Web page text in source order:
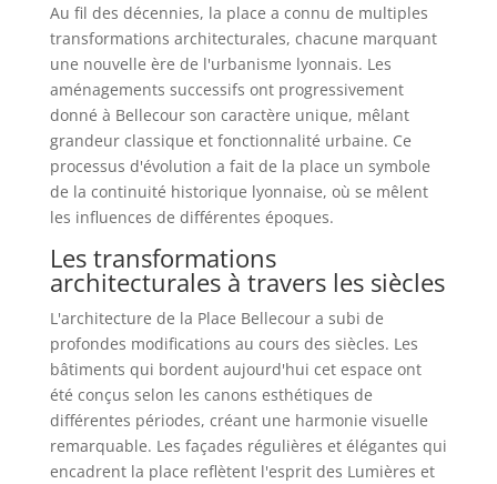
Au fil des décennies, la place a connu de multiples
transformations architecturales, chacune marquant
une nouvelle ère de l'urbanisme lyonnais. Les
aménagements successifs ont progressivement
donné à Bellecour son caractère unique, mêlant
grandeur classique et fonctionnalité urbaine. Ce
processus d'évolution a fait de la place un symbole
de la continuité historique lyonnaise, où se mêlent
les influences de différentes époques.
Les transformations
architecturales à travers les siècles
L'architecture de la Place Bellecour a subi de
profondes modifications au cours des siècles. Les
bâtiments qui bordent aujourd'hui cet espace ont
été conçus selon les canons esthétiques de
différentes périodes, créant une harmonie visuelle
remarquable. Les façades régulières et élégantes qui
encadrent la place reflètent l'esprit des Lumières et